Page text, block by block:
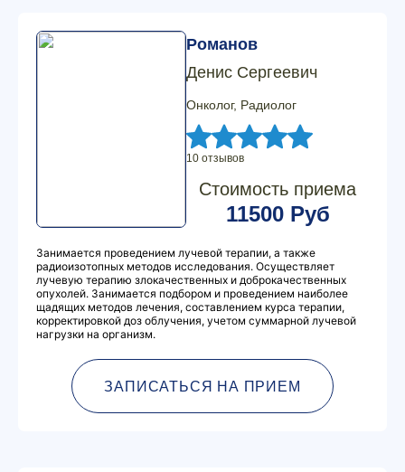
Романов
Денис Сергеевич
Онколог, Радиолог
10 отзывов
Стоимость приема
11500 Руб
Занимается проведением лучевой терапии, а также
радиоизотопных методов исследования. Осуществляет
лучевую терапию злокачественных и доброкачественных
опухолей. Занимается подбором и проведением наиболее
щадящих методов лечения, составлением курса терапии,
корректировкой доз облучения, учетом суммарной лучевой
нагрузки на организм.
ЗАПИСАТЬСЯ НА ПРИЕМ